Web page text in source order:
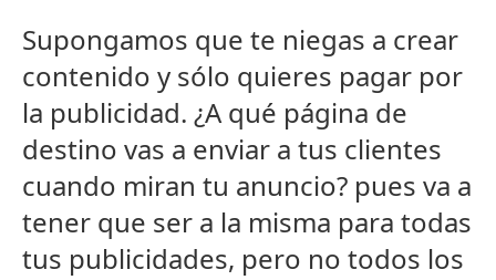
Supongamos que te niegas a crear
contenido y sólo quieres pagar por
la publicidad. ¿A qué página de
destino vas a enviar a tus clientes
cuando miran tu anuncio? pues va a
tener que ser a la misma para todas
tus publicidades, pero no todos los